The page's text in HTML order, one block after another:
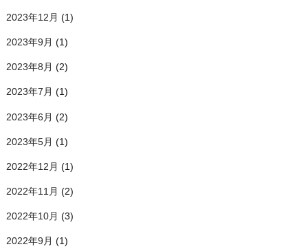
2023年12月 (1)
2023年9月 (1)
2023年8月 (2)
2023年7月 (1)
2023年6月 (2)
2023年5月 (1)
2022年12月 (1)
2022年11月 (2)
2022年10月 (3)
2022年9月 (1)